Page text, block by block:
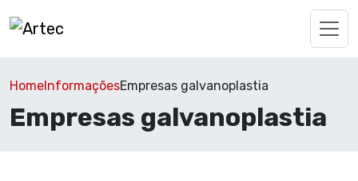
HomeInformaçõesEmpresas galvanoplastia
Empresas galvanoplastia